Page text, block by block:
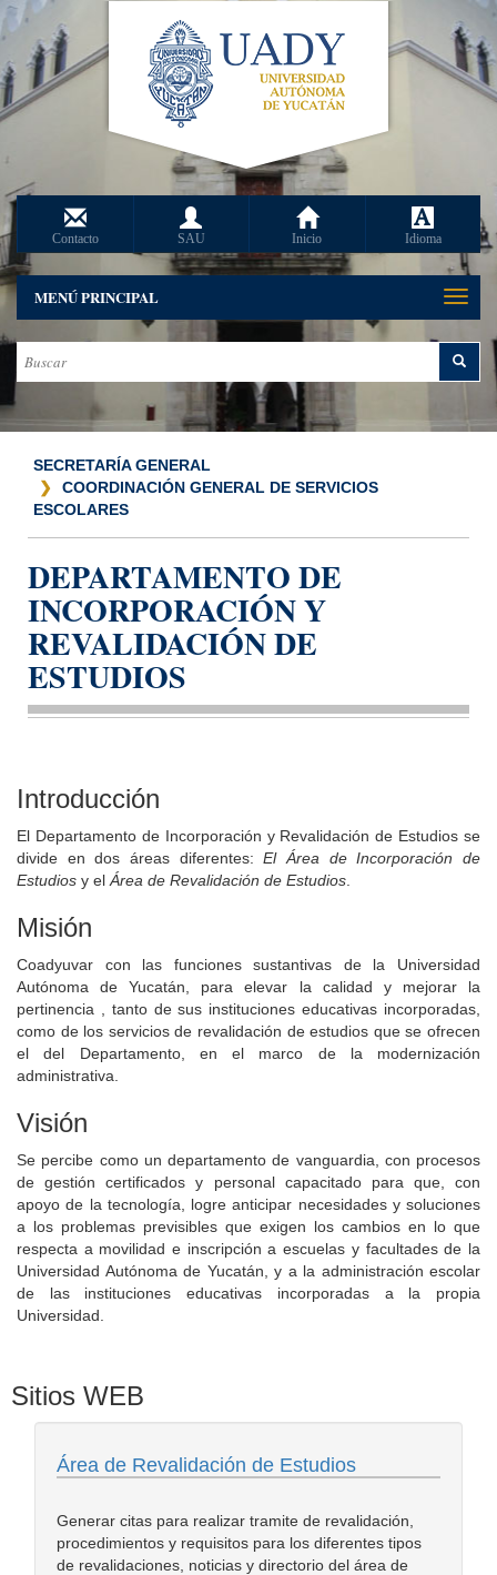
Contacto SAU Inicio Idioma
Toggle
MENÚ PRINCIPAL
SECRETARÍA GENERAL
COORDINACIÓN GENERAL DE SERVICIOS
ESCOLARES
DEPARTAMENTO DE
INCORPORACIÓN Y
REVALIDACIÓN DE
ESTUDIOS
Introducción
El Departamento de Incorporación y Revalidación de Estudios se
divide en dos áreas diferentes:El Área de Incorporación de
Estudios y el Área de Revalidación de Estudios
Misión
Coadyuvar con las funciones sustantivas de la Universidad
Autónoma de Yucatán, para elevar la calidad y mejorar la
pertinencia , tanto de sus instituciones educativas incorporadas,
como de los servicios de revalidación de estudios que se ofrecen
el del Departamento, en el marco de la modernización
administrativa.
Visión
Se percibe como un departamento de vanguardia, con procesos
de gestión certificados y personal capacitado para que, con
apoyo de la tecnología, logre anticipar necesidades y soluciones
a los problemas previsibles que exigen los cambios en lo que
respecta a movilidad e inscripción a escuelas y facultades de la
Universidad Autónoma de Yucatán, y a la administración escolar
de las instituciones educativas incorporadas a la propia
Universidad.
Sitios WEB
Área de Revalidación de Estudios
Generar citas para realizar tramite de revalidación,
procedimientos y requisitos para los diferentes tipos
de revalidaciones, noticias y directorio del área de